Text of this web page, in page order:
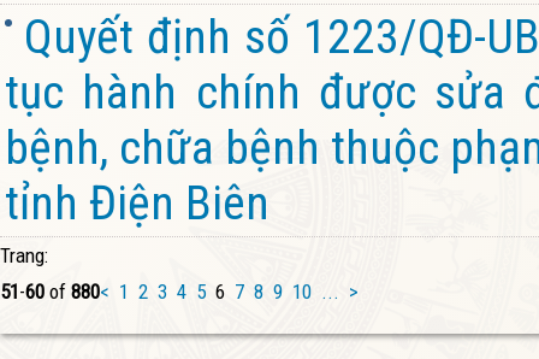
Quyết định số 1223/QĐ-
tục hành chính được sửa
bệnh, chữa bệnh thuộc
tỉnh Điện Biên
Trang:
51-60 of 880< 1 2 3 4 5 6 7 8 9 10 ... >